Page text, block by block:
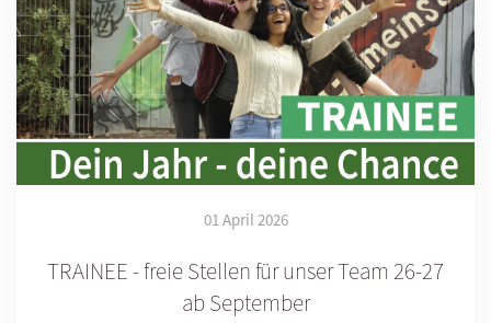
01 April 2026
TRAINEE - freie Stellen für unser Team 26-27
ab September